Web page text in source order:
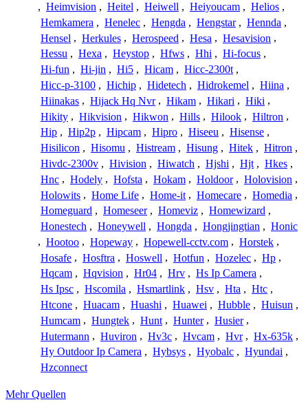
, Heimvision , Heitel , Heiwell , Heiyoucam , Helios ,
Hemkamera , Henelec , Hengda , Hengstar , Hennda ,
Hensel , Herkules , Herospeed , Hesa , Hesavision ,
Hessu , Hexa , Heystop , Hfws , Hhi , Hi-focus ,
Hi-fun , Hi-jin , Hi5 , Hicam , Hicc-2300t ,
Hicc-p-3100 , Hichip , Hidetech , Hidrokemel , Hiina ,
Hiinakas , Hijack Hq Nvr , Hikam , Hikari , Hiki ,
Hikity , Hikvision , Hikwon , Hills , Hilook , Hiltron ,
Hip , Hip2p , Hipcam , Hipro , Hiseeu , Hisense ,
Hisilicon , Hisomu , Histream , Hisung , Hitek , Hitron ,
Hivdc-2300v , Hivision , Hiwatch , Hjshi , Hjt , Hkes ,
Hnc , Hodely , Hofsta , Hokam , Holdoor , Holovision ,
Holowits , Home Life , Home-it , Homecare , Homedia ,
Homeguard , Homeseer , Homeviz , Homewizard ,
Honestech , Honeywell , Hongda , Hongjingtian , Honic
, Hootoo , Hopeway , Hopewell-cctv.com , Horstek ,
Hosafe , Hosftra , Hoswell , Hotfun , Hozelec , Hp ,
Hqcam , Hqvision , Hr04 , Hrv , Hs Ip Camera ,
Hs Ipsc , Hscomila , Hsmartlink , Hsv , Hta , Htc ,
Htcone , Huacam , Huashi , Huawei , Hubble , Huisun ,
Humcam , Hungtek , Hunt , Hunter , Husier ,
Hutermann , Huviron , Hv3c , Hvcam , Hvr , Hx-635k ,
Hy Outdoor Ip Camera , Hybsys , Hyobalc , Hyundai ,
Hzconnect
Mehr Quellen